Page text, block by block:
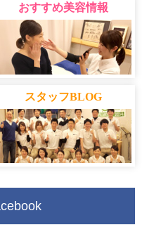
おすすめ美容情報
スタッフBLOG